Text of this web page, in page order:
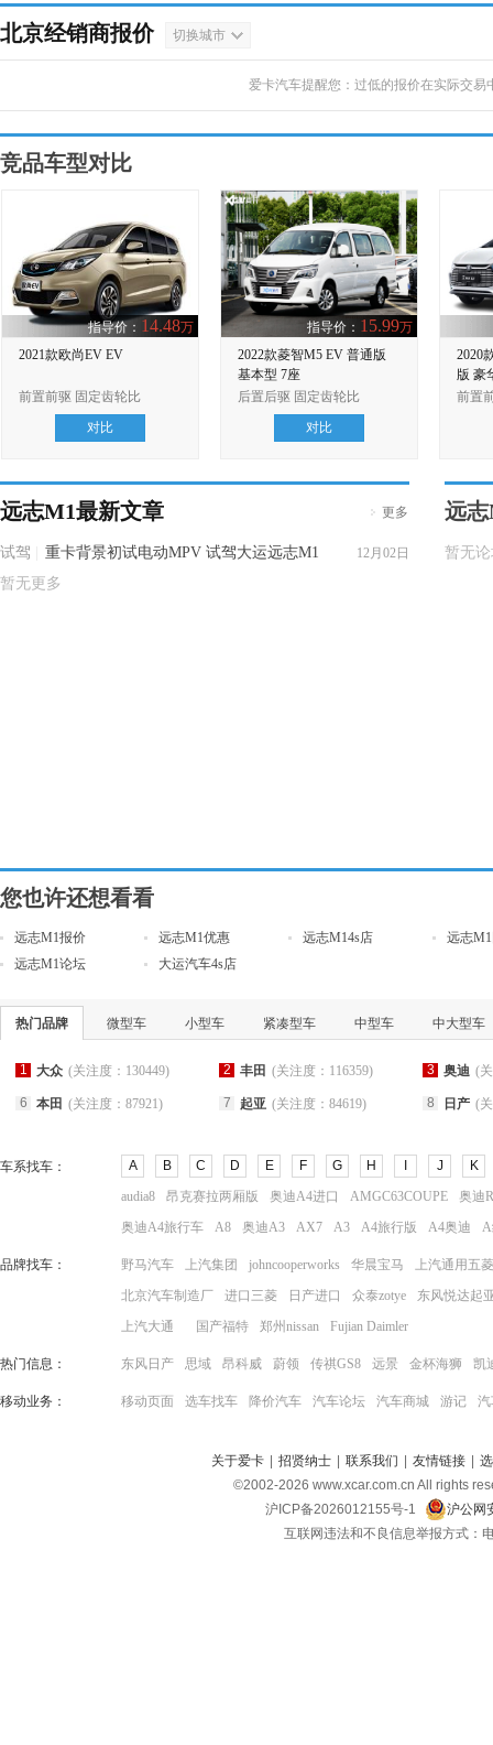
北京经销商报价 切换城市
爱卡汽车提醒您：过低的报价在实际交易
竞品车型对比
指导价： 14.48万
2021款欧尚EV EV
前置前驱 固定齿轮比
对比
指导价： 15.99万
2022款菱智M5 EV 普通版
基本型 7座
后置后驱 固定齿轮比
对比
2020
版 豪
前置
远志M1最新文章 更多
试驾 重卡背景初试电动MPV 试驾大运远志M1 12月02日
暂无更多
远
暂无
您也许还想看看
远志M1报价 远志M1优惠 远志M14s店
远志
远志M1论坛
大运汽车4s店
热门品牌 微型车 小型车 紧凑型车 中型车 中大型车
1 大众 (关注度：130449) 2 丰田 (关注度：116359) 3 奥迪 (
6 本田 (关注度：87921) 7 起亚 (关注度：84619) 8 日产 (
车系找车： A B C D E F G H J
K
audia8
昂克赛拉两厢版 奥迪A4进口 AMGC63COUPE
奥迪
奥迪A4旅行车
A8 奥迪A3 AX7 A3 A4旅行版 A4奥迪
品牌找车： 野马汽车 上汽集团 johncooperworks 华晨宝马
上汽通用五菱
北京汽车制造厂
进口三菱 日产进口 众泰zotye
东风悦达起
上汽大通
国产福特 郑州nissan Fujian Daimler
热门信息： 东风日产 思域 昂科威 蔚领 传祺GS8 远景 金杯海狮 凯
移动业务： 移动页面 选车找车 降价汽车 汽车论坛 汽车商城 游记
关于爱卡 招贤纳士 联系我们 友情链接
©2002-2026 www.xcar.com.cn All rights
沪ICP备2026012155号-1
沪公网
互联网违法和不良信息举报方式：